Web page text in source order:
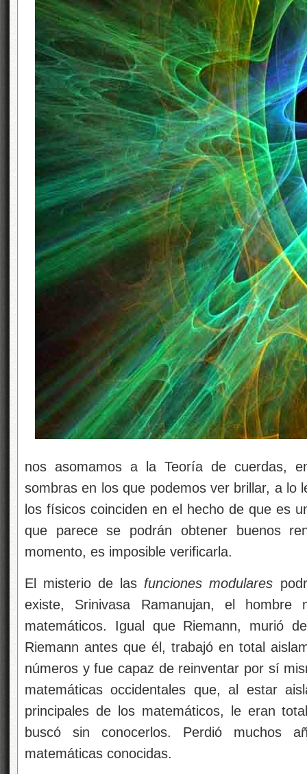
nos asomamos a la Teoría de cuerdas,
sombras en los que podemos ver brillar, a lo
los físicos coinciden en el hecho de que es
que parece se podrán obtener buenos
momento, es imposible verificarla.
El misterio de las funciones modulares
existe, Srinivasa Ramanujan, el
matemáticos. Igual que Riemann, murió
Riemann antes que él, trabajó en total
números y fue capaz de reinventar por sí
matemáticas occidentales que, al estar
principales de los matemáticos, le eran
buscó sin conocerlos. Perdió muchos
matemáticas conocidas.